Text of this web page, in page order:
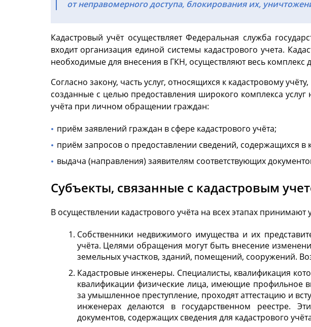
от неправомерного доступа, блокирования их,
Кадастровый учёт осуществляет Федеральная служба
входит организация единой системы кадастрового учета.
необходимые для внесения в ГКН, осуществляют весь комплекс
Согласно закону, часть услуг, относящихся к кадастровому
созданные с целью предоставления широкого комплекса
учёта при личном обращении граждан:
приём заявлений граждан в сфере кадастрового учёта;
приём запросов о предоставлении сведений, содержащихся в
выдача (направления) заявителям соответствующих
Субъекты, связанные с кадастровым
В осуществлении кадастрового учёта на всех этапах принимают
Собственники недвижимого имущества и их
учёта. Целями обращения могут быть внесение
земельных участков, зданий, помещений, сооружений.
Кадастровые инженеры. Специалисты, квалификация
квалификации физические лица, имеющие профильное
за умышленное преступление, проходят аттестацию и
инженерах делаются в государственном реестре.
документов, содержащих сведения для кадастрового